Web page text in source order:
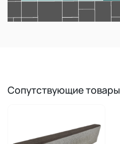
Сопутствующие товары